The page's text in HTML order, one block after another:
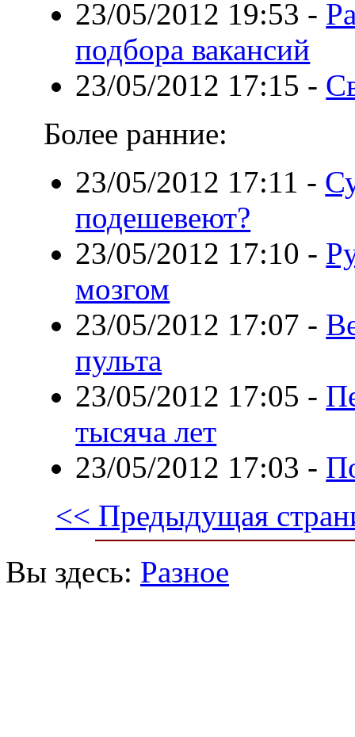
23/05/2012 19:53 -
подбора вакансий
23/05/2012 17:15 -
Более ранние:
23/05/2012 17:11 -
подешевеют?
23/05/2012 17:10 -
мозгом
23/05/2012 17:07 -
пульта
23/05/2012 17:05 -
тысяча лет
23/05/2012 17:03 -
<< Предыдущая
Вы здесь: Разное